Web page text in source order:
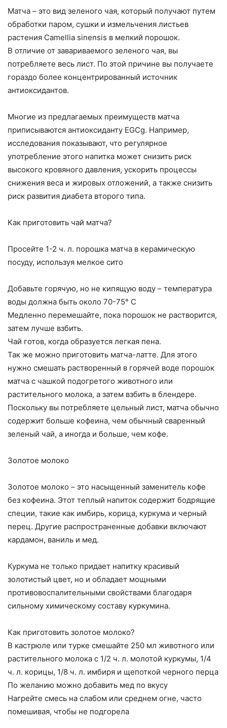
Матча – это вид зеленого чая, который получают путем
обработки паром, сушки и измельчения листьев
растения Camellia sinensis в мелкий порошок.
В отличие от завариваемого зеленого чая, вы
потребляете весь лист. По этой причине вы получаете
гораздо более концентрированный источник
антиоксидантов.
Многие из предлагаемых преимуществ матча
приписываются антиоксиданту EGCg. Например,
исследования показывают, что регулярное
употребление этого напитка может снизить риск
высокого кровяного давления, ускорить процессы
снижения веса и жировых отложений, а также снизить
риск развития диабета второго типа.
Как приготовить чай матча?
Просейте 1-2 ч. л. порошка матча в керамическую
посуду, используя мелкое сито
Добавьте горячую, но не кипящую воду – температура
воды должна быть около 70-75° C
Медленно перемешайте, пока порошок не растворится,
затем лучше взбить.
Чай готов, когда образуется легкая пена.
Так же можно приготовить матча-латте. Для этого
нужно смешать растворенный в горячей воде порошок
матча с чашкой подогретого животного или
растительного молока, а затем взбить в блендере.
Поскольку вы потребляете цельный лист, матча обычно
содержит больше кофеина, чем обычный сваренный
зеленый чай, а иногда и больше, чем кофе.
Золотое молоко
Золотое молоко – это насыщенный заменитель кофе
без кофеина. Этот теплый напиток содержит бодрящие
специи, такие как имбирь, корица, куркума и черный
перец. Другие распространенные добавки включают
кардамон, ваниль и мед.
Куркума не только придает напитку красивый
золотистый цвет, но и обладает мощными
противовоспалительными свойствами благодаря
сильному химическому составу куркумина.
Как приготовить золотое молоко?
В кастрюле или турке смешайте 250 мл животного или
растительного молока с 1/2 ч. л. молотой куркумы, 1/4
ч. л. корицы, 1/8 ч. л. имбиря и щепоткой черного перца
По желанию можно добавить мед по вкусу
Нагрейте смесь на слабом или среднем огне, часто
помешивая, чтобы не подгорела